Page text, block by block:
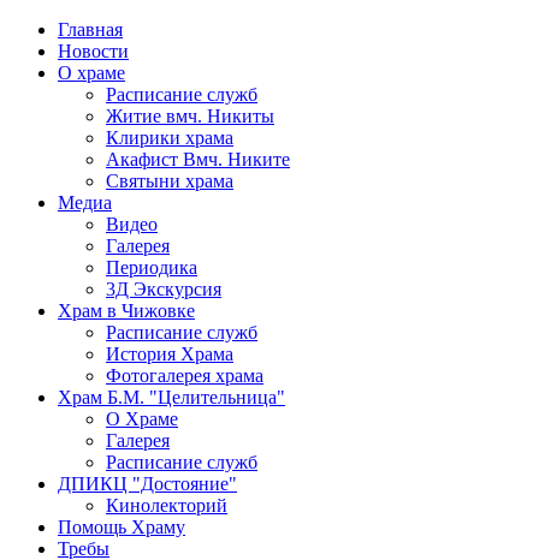
Главная
Новости
О храме
Расписание служб
Житие вмч. Никиты
Клирики храма
Акафист Вмч. Никите
Святыни храма
Медиа
Видео
Галерея
Периодика
3Д Экскурсия
Храм в Чижовке
Расписание служб
История Храма
Фотогалерея храма
Храм Б.М. "Целительница"
О Храме
Галерея
Расписание служб
ДПИКЦ "Достояние"
Кинолекторий
Помощь Храму
Требы